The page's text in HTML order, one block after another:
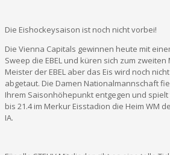
Die Eishockeysaison ist noch nicht vorbei!
Die Vienna Capitals gewinnen heute mit
Sweep die EBEL und küren sich zum zweiten
Meister der EBEL aber das Eis wird noch nicht
abgetaut. Die Damen Nationalmannschaft
Ihrem Saisonhöhepunkt entgegen und spielt
bis 21.4 im Merkur Eisstadion die Heim WM
IA.